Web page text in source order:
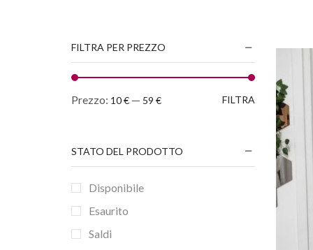
FILTRA PER PREZZO
FILTRA
Prezzo: 10 € — 59 €
STATO DEL PRODOTTO
Disponibile
Esaurito
Saldi